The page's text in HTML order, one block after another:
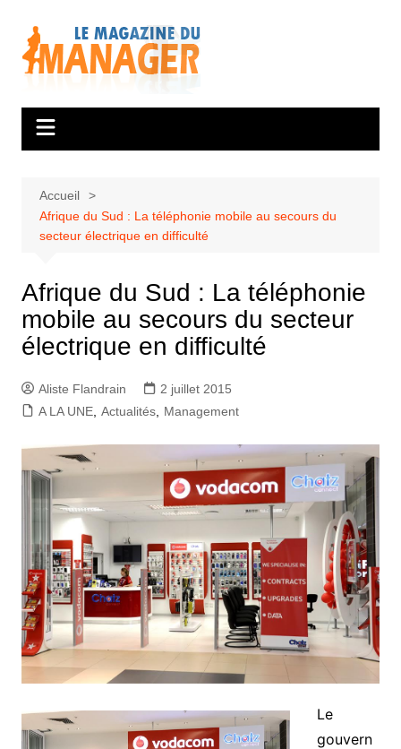
contenu
Accueil
Afrique du Sud : La téléphonie mobile au secours du
secteur électrique en difficulté
Afrique du Sud : La téléphonie
mobile au secours du secteur
électrique en difficulté
Aliste Flandrain
2 juillet 2015
A LA UNE, Actualités, Management
Le
gouvern